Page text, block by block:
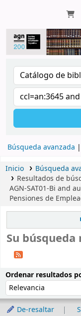
Búsqueda avanzada
Inicio
Búsqueda
Resultados de
AGN-SAT01-Bi and
Pensiones de
Su
Ordenar resultados
De-resaltar